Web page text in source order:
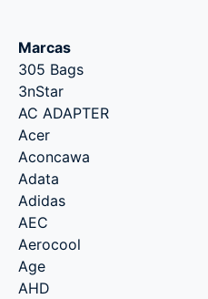
Marcas
305 Bags
3nStar
AC ADAPTER
Acer
Aconcawa
Adata
Adidas
AEC
Aerocool
Age
AHD